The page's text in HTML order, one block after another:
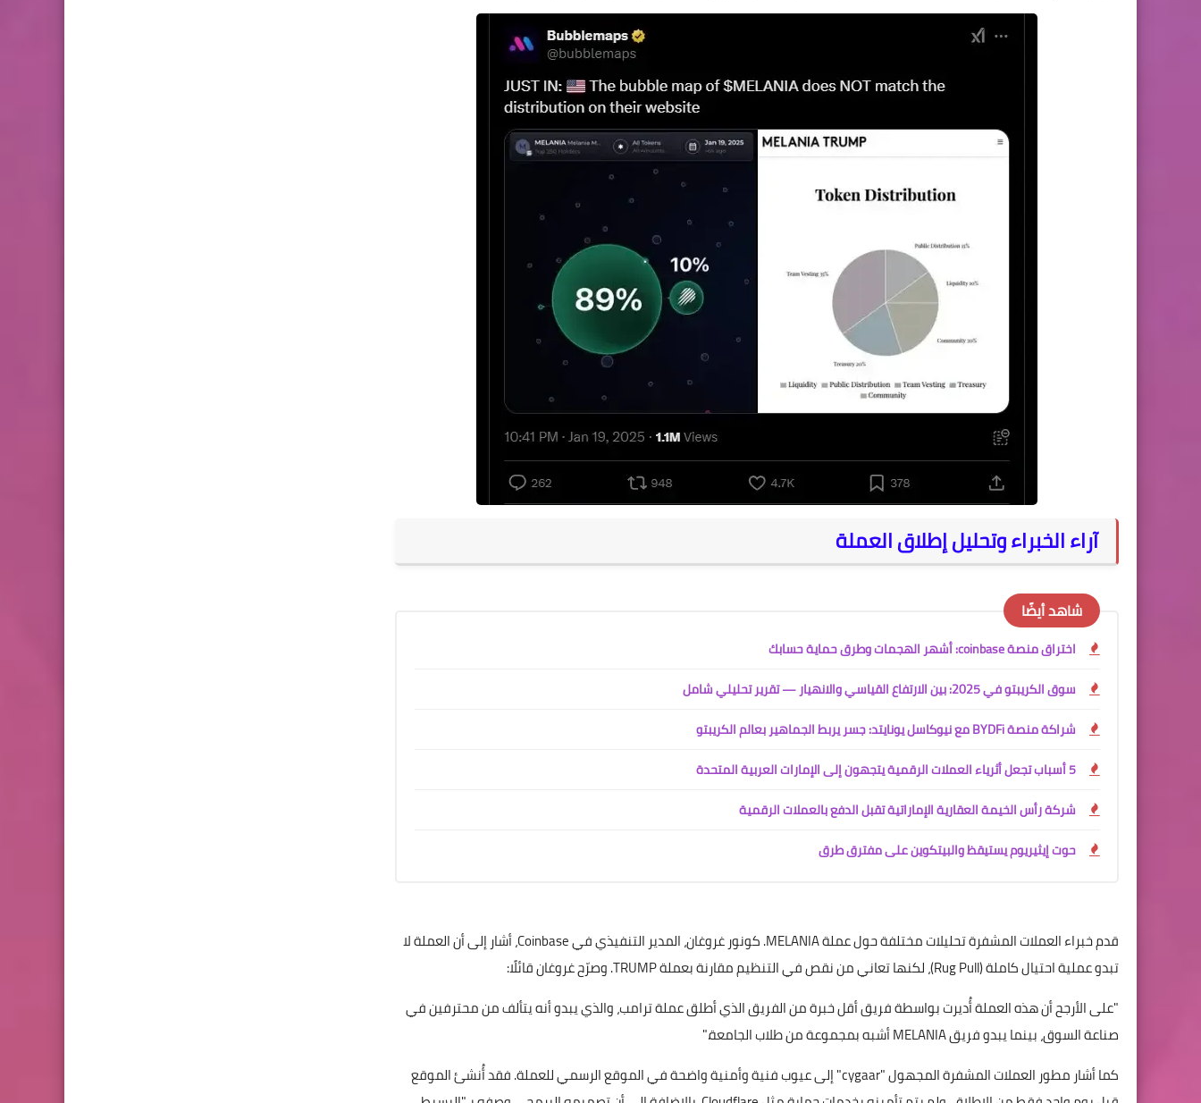
آراء الخبراء وتحليل إطلاق العملة
شاهد أيضًا
اختراق منصة coinbase: أشهر الهجمات وطرق حماية حسابك
سوق الكريبتو في 2025: بين الارتفاع القياسي والانهيار — تقرير تحليلي شامل
شراكة منصة BYDFi مع نيوكاسل يونايتد: جسر يربط الجماهير بعالم الكريبتو
5 أسباب تجعل أثرياء العملات الرقمية يتجهون إلى الإمارات العربية المتحدة
شركة رأس الخيمة العقارية الإماراتية تقبل الدفع بالعملات الرقمية
حوت إيثيريوم يستيقظ والبيتكوين على مفترق طرق
قدم خبراء العملات المشفرة تحليلات مختلفة حول عملة MELANIA. كونور غروغان، المدير التنفيذي في Coinbase، أشار إلى أن العملة لا
تبدو عملية احتيال كاملة (Rug Pull)، لكنها تعاني من نقص في التنظيم مقارنة بعملة TRUMP. وصرّح غروغان قائلًا:
"على الأرجح أن هذه العملة أُديرت بواسطة فريق أقل خبرة من الفريق الذي أطلق عملة ترامب، والذي يبدو أنه يتألف من محترفين في
صناعة السوق، بينما يبدو فريق MELANIA أشبه بمجموعة من طلاب الجامعة."
كما أشار مطور العملات المشفرة المجهول "cygaar" إلى عيوب فنية وأمنية واضحة في الموقع الرسمي للعملة. فقد أُنشئ الموقع